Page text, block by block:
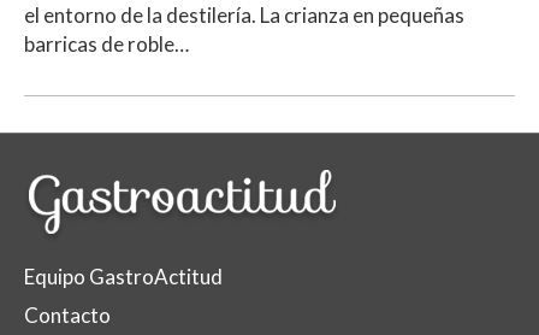
el entorno de la destilería. La crianza en pequeñas
barricas de roble…
Equipo GastroActitud
Contacto